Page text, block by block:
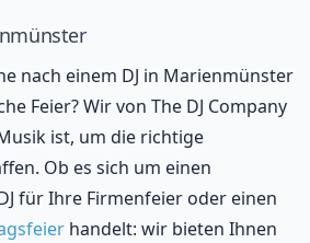
nach einem DJ in Marienmünster
Feier? Wir von The DJ Company
ist, um die richtige
Ob es sich um einen
für Ihre Firmenfeier oder einen
handelt: wir bieten Ihnen